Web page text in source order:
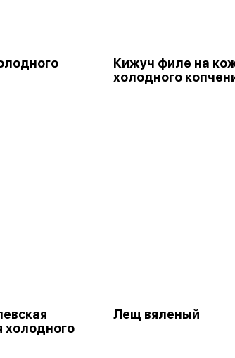
Кижуч филе на
холодного
холодного
Лещ вяленый